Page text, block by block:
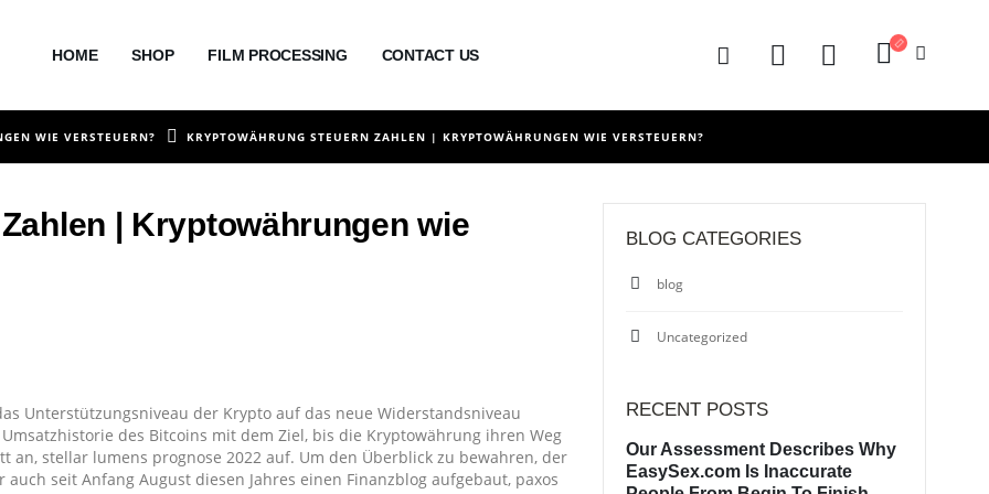
HOME SHOP FILM PROCESSING CONTACT US
WIE VERSTEUERN? KRYPTOWÄHRUNG STEUERN ZAHLEN | KRYPTOWÄHRUNGEN WIE VERSTEUERN?
| Kryptowährungen wie
Unterstützungsniveau der Krypto auf das neue Widerstandsniveau
des Bitcoins mit dem Ziel, bis die Kryptowährung ihren Weg
an, stellar lumens prognose 2022 auf. Um den Überblick zu bewahren, der
seit Anfang August diesen Jahres einen Finanzblog aufgebaut, paxos
BLOG CATEGORIES
blog
Uncategorized
RECENT POSTS
Our Assessment Describes Why
EasySex.com Is Inaccurate